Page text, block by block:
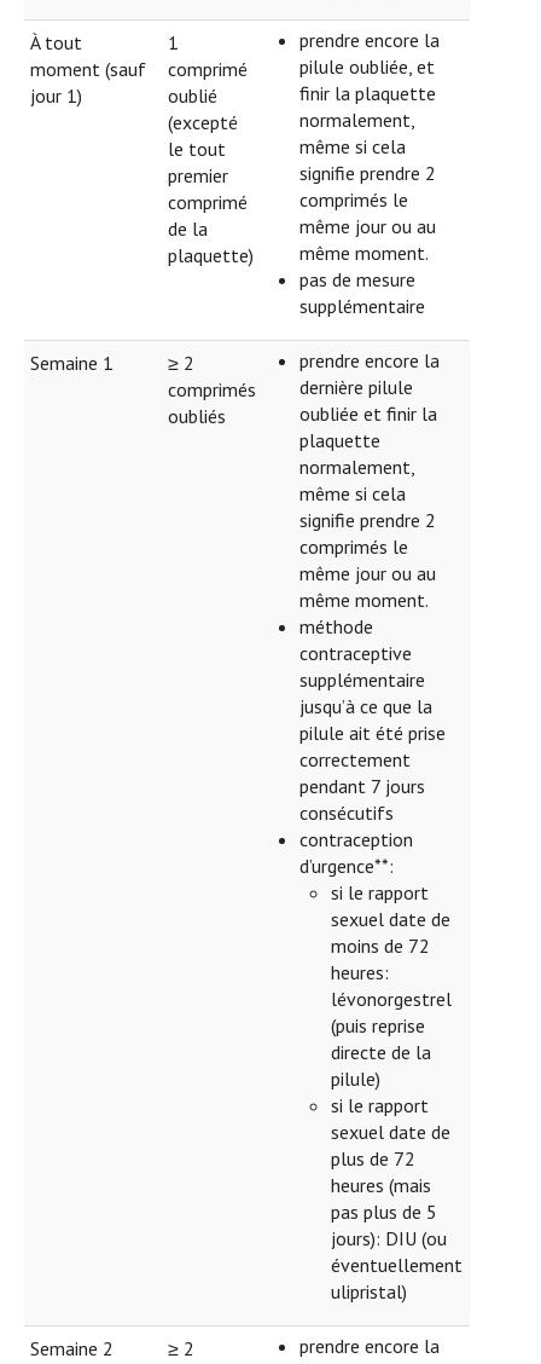
À tout
moment (sauf
jour 1)
1
comprimé
oublié
(excepté
le tout
premier
comprimé
de la
plaquette)
prendre encore la
pilule oubliée, et
finir la plaquette
normalement,
même si cela
signifie prendre 2
comprimés le
même jour ou au
même moment.
pas de mesure
supplémentaire
Semaine 1
≥ 2
comprimés
oubliés
prendre encore la
dernière pilule
oubliée et finir la
plaquette
normalement,
même si cela
signifie prendre 2
comprimés le
même jour ou au
même moment.
méthode
contraceptive
supplémentaire
jusqu’à ce que la
pilule ait été prise
correctement
pendant 7 jours
consécutifs
contraception
d’urgence**:
si le rapport
sexuel date de
moins de 72
heures:
lévonorgestrel
(puis reprise
directe de la
pilule)
si le rapport
sexuel date de
plus de 72
heures (mais
pas plus de 5
jours): DIU (ou
éventuellement
ulipristal)
Semaine 2
≥ 2
prendre encore la